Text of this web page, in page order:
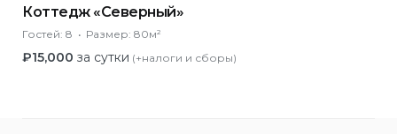
Коттедж «Северный»
Гостей: 8 Размер: 80м²
₽15,000 за сутки (+налоги и сборы)